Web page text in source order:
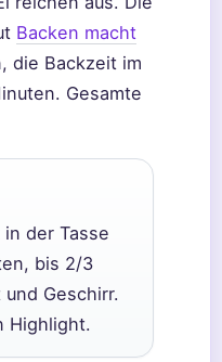
Backen macht
die Backzeit im
Gesamte
der Tasse
bis 2/3
Geschirr.
Highlight.